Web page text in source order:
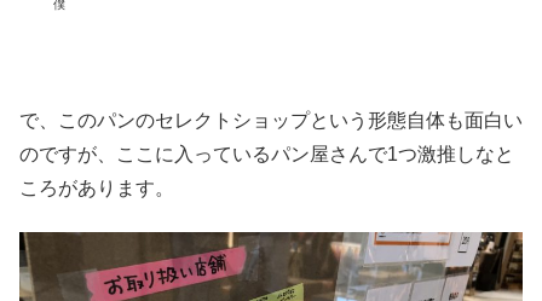
僕
で、このパンのセレクトショップという形態自体も面白い
のですが、ここに入っているパン屋さんで1つ激推しなと
ころがあります。